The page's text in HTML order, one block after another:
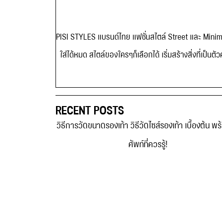
PISI STYLES แบรนด์ไทย แฟชั่นสไตล์ Street และ
ใส่ได้หมด สไตล์ของใครๆก็เลือกได้ เริ่มสร้างสิ่งที่เป็น
RECENT POSTS
วิธีการวัดขนาดรองเท้า วิธีวัดไซส์รองเท้า เบื้องต้น พ
ศัพท์ที่ควรรู้!